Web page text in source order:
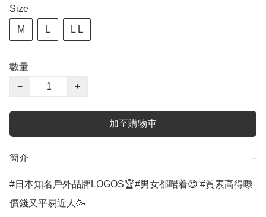
Size
M L L L
數量
−
+
加至購物車
簡介 −
#日本知名戶外品牌LOGOS🏆#男女都啱着😍 #質素高得嚟
價錢又平易近人🥳